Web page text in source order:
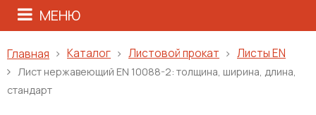
МЕНЮ
Главная Каталог Листовой прокат Листы EN
Лист нержавеющий ЕN 10088-2: толщина, ширина, длина,
стандарт